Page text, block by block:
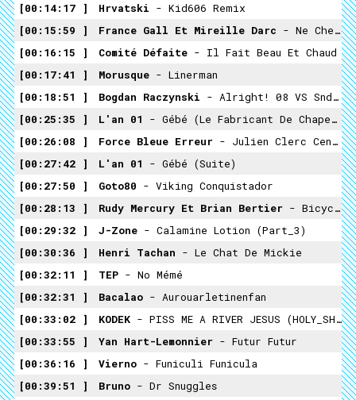
00:14:17
Hrvatski - Kid606 Remix
00:15:59
France Gall Et Mireille Darc - Ne Cherche Pas À Plaire
00:16:15
Comité Défaite - Il Fait Beau Et Chaud
00:17:41
Morusque - Linerman
00:18:51
Bogdan Raczynski - Alright! 08 VS Sndrome WPW - Couloir
00:25:35
L'an 01
- Gébé (Le Fabricant De Chapeaux À Anses) VS Gangpol Und Mit - Pocket Knife
00:26:08
Force Bleue Erreur - Julien Clerc Cenestrien
00:27:42
L'an 01
- Gébé (suite)
00:27:50
Goto80 - Viking Conquistador
00:28:13
Rudy Mercury Et Brian Bertier - Bicyclette (Reine Remélange)
00:29:32
J-Zone - Calamine Lotion (part_3)
00:30:36
Henri Tachan - Le Chat De Mickie
00:32:11
TEP - No Mémé
00:32:31
Bacalao - Aurouarletinenfan
00:33:02
KODEK - PISS ME A RIVER JESUS (HOLY_SHIT)
00:33:55
Yan Hart-Lemonnier - Futur Futur
00:36:16
Vierno - Funiculi Funicula
00:39:51
Bruno - Dr Snuggles